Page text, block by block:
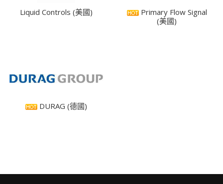
Liquid Controls (美國)
Primary Flow Signal
(美國)
DURAG (德國)